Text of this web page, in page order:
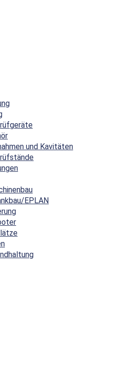
und Kavitäten
EPLAN